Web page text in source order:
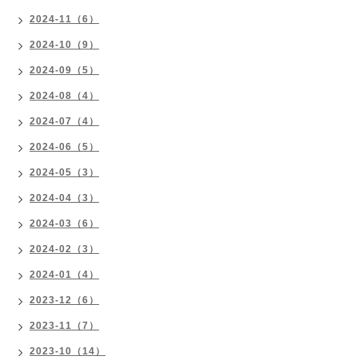
2024-11（6）
2024-10（9）
2024-09（5）
2024-08（4）
2024-07（4）
2024-06（5）
2024-05（3）
2024-04（3）
2024-03（6）
2024-02（3）
2024-01（4）
2023-12（6）
2023-11（7）
2023-10（14）